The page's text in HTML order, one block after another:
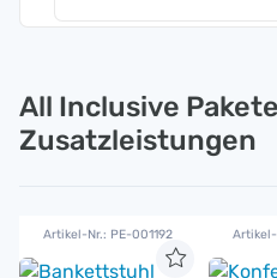
All Inclusive
Zusatzleistungen
Artikel-Nr.: PE-001192 Artikel-